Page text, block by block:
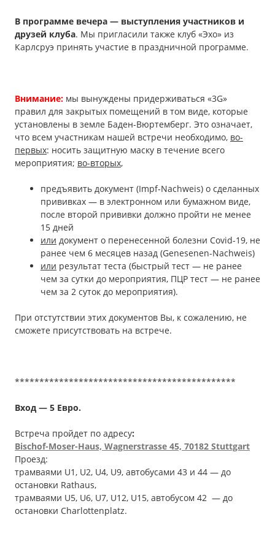
В программе вечера — выступления участников и
друзей клуба. Мы пригласили также клуб «Эхо» из
Карлсруэ принять участие в праздничной программе.
Внимание: мы вынуждены придерживаться «3G»
правил для закрытых помещений в том виде, которые
установлены в земле Баден-Вюртемберг. Это означает,
что всем участникам нашей встречи необходимо, во-
первых: носить защитную маску в течение всего
мероприятия; во-вторых,
предъявить документ (Impf-Nachweis) о сделанных
прививках — в электронном или бумажном виде,
после второй прививки должно пройти не менее
15 дней
или документ о перенесенной болезни Covid-19, не
ранее чем 6 месяцев назад (Genesenen-Nachweis)
или результат теста (быстрый тест — не ранее
чем за сутки до мероприятия, ПЦР тест — не ранее
чем за 2 суток до мероприятия).
При отстутствии этих документов Вы, к сожалению, не
сможете присутствовать на встрече.
*********************************************
Вход — 5 Евро.
Встреча пройдет по адресу:
Bischof-Moser-Haus, Wagnerstrasse 45, 70182 Stuttgart
Проезд:
трамваями U1, U2, U4, U9, автобусами 43 и 44 — до
остановки Rathaus,
трамваями U5, U6, U7, U12, U15, автобусом 42 — до
остановки Сharlottenplatz.